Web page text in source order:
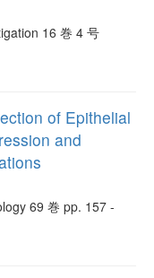
16 巻 4 号
of Epithelial
and
69 巻 pp. 157 -